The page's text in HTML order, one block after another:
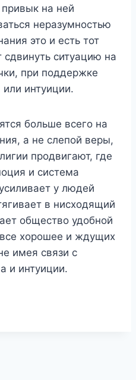
на ней
неразумностью
это и есть тот
ситуацию на
при поддержке
или интуиции.
больше всего на
а не слепой веры,
продвигают, где
и система
у людей
в нисходящий
общество удобной
хорошее и ждущих
имея связи с
и интуиции.